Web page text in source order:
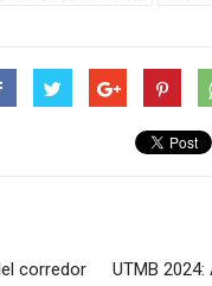
corredor
UTMB 2024: